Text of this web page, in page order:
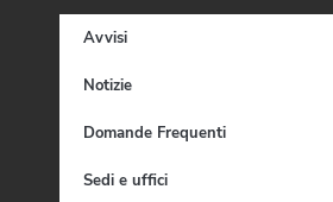
Avvisi
Notizie
Domande Frequenti
Sedi e uffici